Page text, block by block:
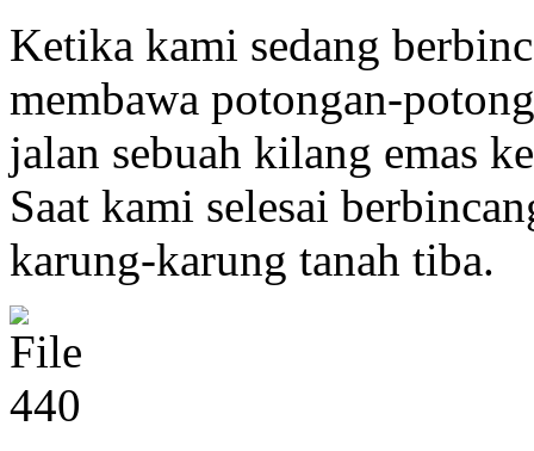
Ketika kami sedang
membawa potongan-
jalan sebuah kilang emas
Saat kami selesai
karung-karung tanah tiba.